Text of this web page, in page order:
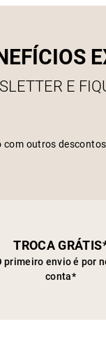
E
outros descontos
TROCA
primeiro envio é por
conta*